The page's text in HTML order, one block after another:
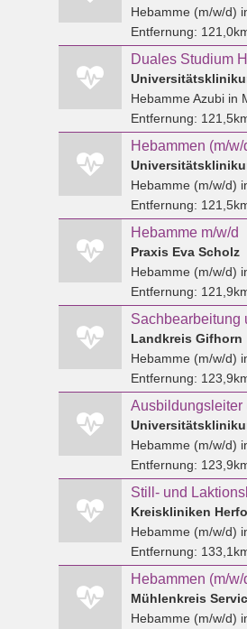
Hebamme (m/w/d)
Entfernung:
Duales Studium
Hebamme Azubiin
Entfernung:
Hebammen (m/
Hebamme (m/w/d)
Entfernung:
Hebamme m/w/d
Praxis Eva Scholz
Hebamme (m/w/d)
Entfernung:
Landkreis Gifhorn
Hebamme (m/w/d)
Entfernung:
Hebamme (m/w/d)
Entfernung:
Still- und
Kreiskliniken
Hebamme (m/w/d)
Entfernung:
Hebammen (m/
Mühlenkreis
Hebamme (m/w/d)